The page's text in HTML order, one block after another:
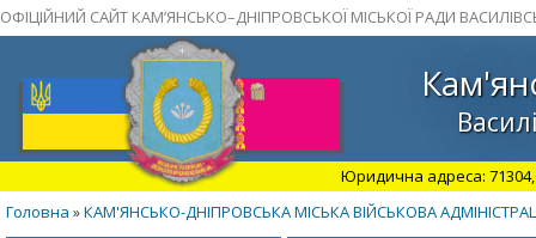
ОФІЦІЙНИЙ САЙТ КАМ’ЯНСЬКО–ДНІПРОВСЬКОЇ МІСЬКОЇ РАДИ
Юридична адреса: 71304,
Головна »КАМ'ЯНСЬКО-ДНІПРОВСЬКА МІСЬКА ВІЙСЬКОВА